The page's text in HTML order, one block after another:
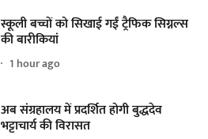
स्कूली बच्चों को सिखाई गईं ट्रैफिक सिग्नल्स
की बारीकियां
1 hour ago
अब संग्रहालय में प्रदर्शित होगी बुद्धदेव
भट्टाचार्य की विरासत